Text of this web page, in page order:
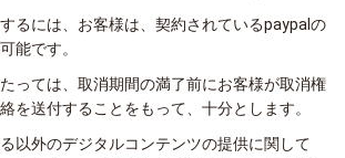
るには、お客様は、契約されているpaypalの
能です。
っては、取消期間の満了前にお客様が取消権
を送付することをもって、十分とします。
以外のデジタルコンテンツの提供に関して